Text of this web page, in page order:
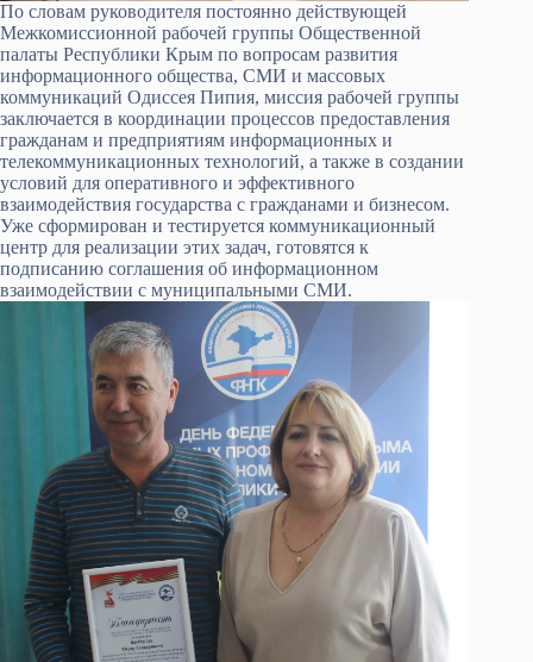
По словам руководителя постоянно действующей
Межкомиссионной рабочей группы Общественной
палаты Республики Крым по вопросам развития
информационного общества, СМИ и массовых
коммуникаций Одиссея Пипия, миссия рабочей группы
заключается в координации процессов предоставления
гражданам и предприятиям информационных и
телекоммуникационных технологий, а также в создании
условий для оперативного и эффективного
взаимодействия государства с гражданами и бизнесом.
Уже сформирован и тестируется коммуникационный
центр для реализации этих задач, готовятся к
подписанию соглашения об информационном
взаимодействии с муниципальными СМИ.